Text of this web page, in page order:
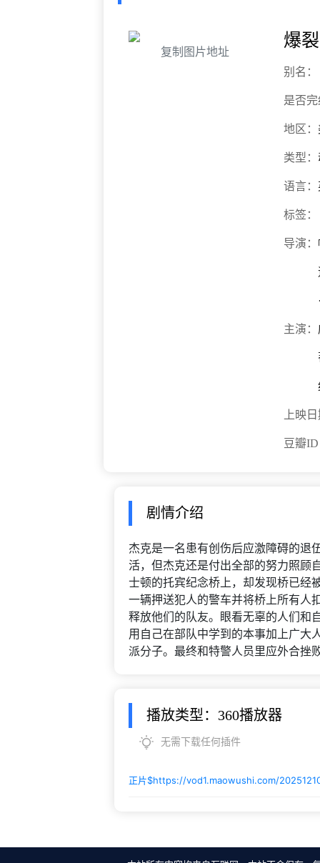
复制图片地址
爆
别名：
是否
地区：
类型：
语言：
标签：
导演：
主演：
上映
豆瓣
剧情介绍
杰克是一名患有创伤后应激障碍的退
活，但杰克还是付出全部的努力照顾
士顿的托宾纪念桥上，却发现桥已经
一辆押送犯人的警车并将桥上所有人
释放他们的队友。眼看无辜的人们和
用自己在部队中学到的本事加上广大
派分子。最终和特警人员里应外合挫
播放类型：360播放器
无需下载任何插件
正片$https://vod1.maowushi.com/